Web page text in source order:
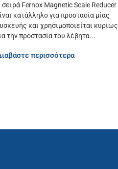
σειρά Fernox Magnetic Scale Reducer
κατάλληλο για προστασία μίας
και χρησιμοποιείται κυρίως
την προστασία του λέβητα...
περισσότερα